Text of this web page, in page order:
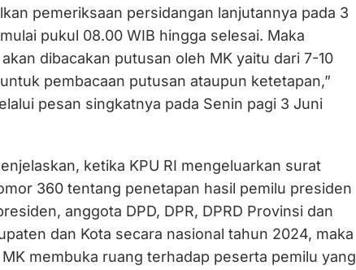
pemeriksaan persidangan lanjutannya pada 3
pukul 08.00 WIB hingga selesai. Maka
dibacakan putusan oleh MK yaitu dari 7-10
pembacaan putusan ataupun ketetapan,”
pesan singkatnya pada Senin pagi 3 Juni
ketika KPU RI mengeluarkan surat
360 tentang penetapan hasil pemilu presiden
anggota DPD, DPR, DPRD Provinsi dan
dan Kota secara nasional tahun 2024, maka
membuka ruang terhadap peserta pemilu yang